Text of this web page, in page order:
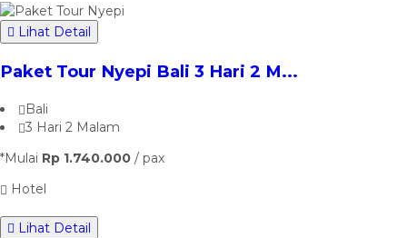
Lihat Detail
Paket Tour Nyepi Bali 3 Hari 2 M...
Bali
3 Hari 2 Malam
*Mulai Rp 1.740.000 / pax
Hotel
Lihat Detail